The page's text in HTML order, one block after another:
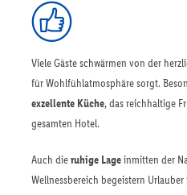
Viele Gäste schwärmen von der
für Wohlfühlatmosphäre sorgt.
exzellente Küche, das reichhaltige
gesamten Hotel.
Auch dieruhige Lageinmitten der
Wellnessbereich begeistern Urlauber